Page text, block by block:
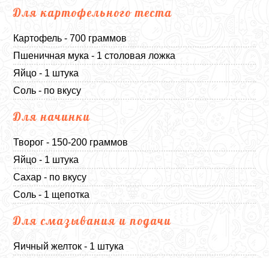
Для картофельного теста
Картофель - 700 граммов
Пшеничная мука - 1 столовая ложка
Яйцо - 1 штука
Соль - по вкусу
Для начинки
Творог - 150-200 граммов
Яйцо - 1 штука
Сахар - по вкусу
Соль - 1 щепотка
Для смазывания и подачи
Яичный желток - 1 штука